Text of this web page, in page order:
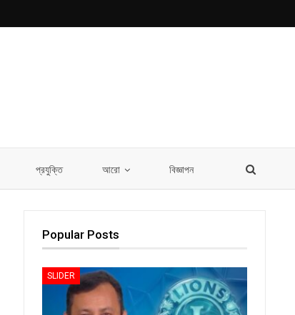
প্রযুক্তি আরো বিজ্ঞাপন
Popular Posts
SLIDER